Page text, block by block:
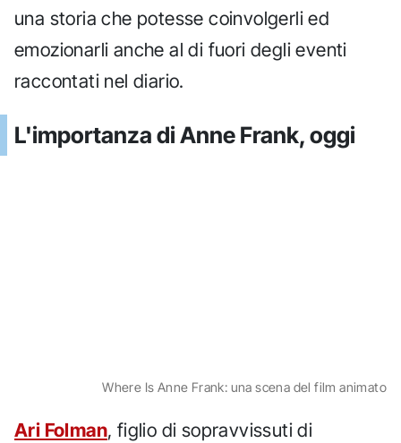
una storia che potesse coinvolgerli ed
emozionarli anche al di fuori degli eventi
raccontati nel diario.
L'importanza di Anne Frank, oggi
Where Is Anne Frank: una scena del film animato
Ari Folman, figlio di sopravvissuti di